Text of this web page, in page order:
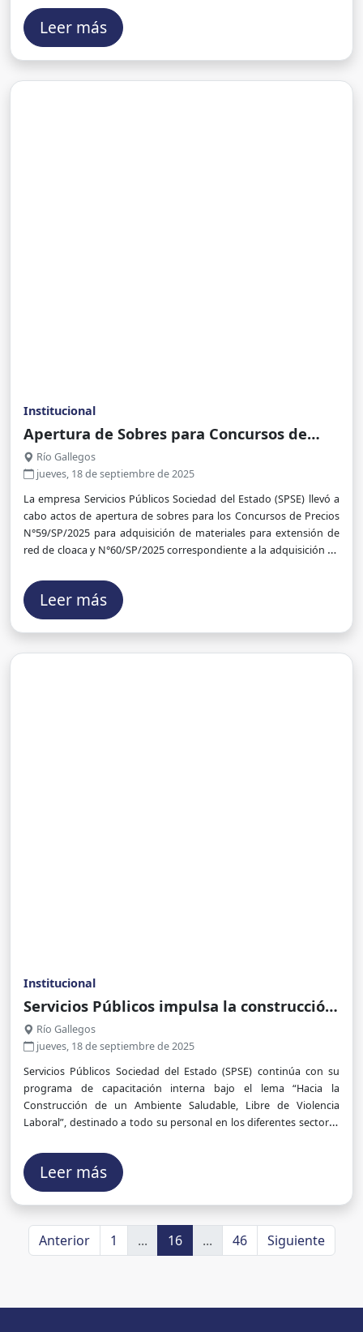
Leer más
Institucional
Apertura de Sobres para Concursos de
Precios en SPSE
Río Gallegos
jueves, 18 de septiembre de 2025
La empresa Servicios Públicos Sociedad del Estado (SPSE) llevó a
cabo actos de apertura de sobres para los Concursos de Precios
N°59/SP/2025 para adquisición de materiales para extensión de
red de cloaca y N°60/SP/2025 correspondiente a la adquisición de
Leer más
Institucional
Servicios Públicos impulsa la construcción
de entornos laborales libres de violencia
Río Gallegos
jueves, 18 de septiembre de 2025
Servicios Públicos Sociedad del Estado (SPSE) continúa con su
programa de capacitación interna bajo el lema “Hacia la
Construcción de un Ambiente Saludable, Libre de Violencia
Laboral”, destinado a todo su personal en los diferentes sectores
Leer más
Anterior 1 ... 16 ... 46 Siguiente